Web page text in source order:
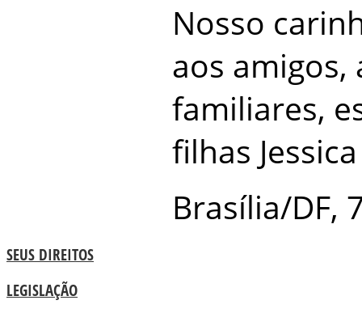
Nosso
aos amigos,
familiares,
filhas
Brasília/DF,
SEUS DIREITOS
LEGISLAÇÃO